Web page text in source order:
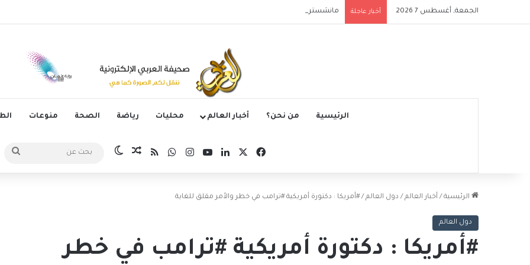
الجمعة, أغسطس 7 2026 أخبار عاجلة مانشستر سيتي يتجاوز نجوم الدوري الكوري بثلاثية في أول انتصار تحت قيادة ماريسكا
الرئيسية من نحن؟ أخبار العالم محليات رياضة الصحة منوعات
فيسبوكلينكدإن‫YouTubeانستقرام
واتسابملخص الموقع RSS
مقال عشوائي
الوضع المظلم
عن
الرئيسية / أخبار العالم / دول العالم / #أمريكا : دكتورة أمريكية #ترامب في خطر والأمر مقلق للغاية
دول العالم
#أمريكا : دكتورة أمريكية #ترامب في خطر